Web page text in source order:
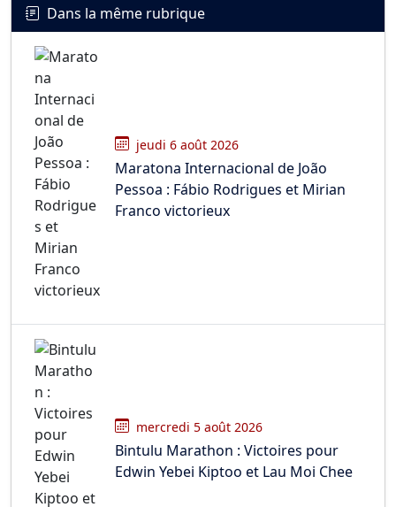
Dans la même rubrique
jeudi 6 août 2026
Maratona Internacional de João
Pessoa : Fábio Rodrigues et Mirian
Franco victorieux
mercredi 5 août 2026
Bintulu Marathon : Victoires pour
Edwin Yebei Kiptoo et Lau Moi Chee